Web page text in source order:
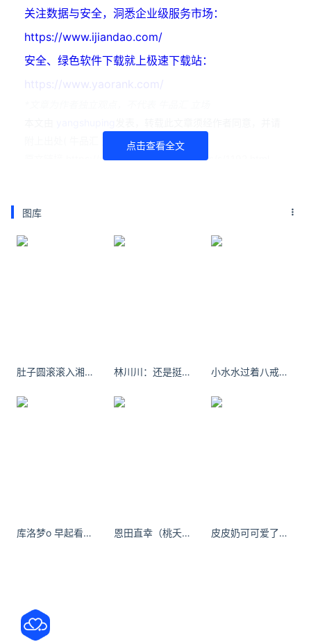
关注数据与安全，洞悉企业级服务市场：
https://www.ijiandao.com/
安全、绿色软件下载就上极速下载站：
https://www.yaorank.com/
附上出处( 牛品汇 )及本页链接。
原文链接 https://www.niupinhui.com/news/s/1192.html
广汉
点击查看全文
图库
肚子圆滚滚入湘随俗 #长沙#橘子洲#ccd 林川川：还是挺冷哒0.0#东北甜妹【百度短剧】 小水水过着八戒的生活，却想要猴哥的身材。
库洛梦o 早起看美女 ​​​ 恩田直幸（桃夭葵）是一个多才多艺的博主 皮皮奶可可爱了啦 NO.068 幽灵姬 谁的指间，流转的是你淡淡的娇颜?